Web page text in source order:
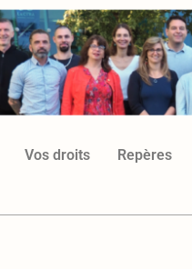
Vos droits Repères